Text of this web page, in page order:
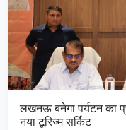
लखनऊ बनेगा पर्यटन का
नया टूरिज्म सर्किट